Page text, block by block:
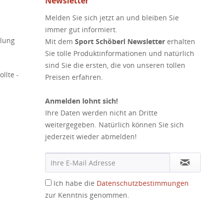
-
Melden Sie sich jetzt an und bleiben Sie
immer gut informiert.
Mit dem Sport Schöberl Newsletter erhalten
Sie tolle Produktinformationen und natürlich
sind Sie die ersten, die von unseren tollen
Preisen erfahren.
Anmelden lohnt sich!
Ihre Daten werden nicht an Dritte
weitergegeben. Natürlich können Sie sich
jederzeit wieder abmelden!
Ich habe die Datenschutzbestimmungen
zur Kenntnis genommen.